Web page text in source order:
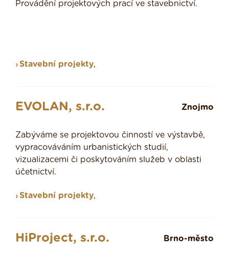
Provádění projektových prací ve stavebnictví.
Stavební projekty,
EVOLAN, s.r.o. Znojmo
Zabýváme se projektovou činností ve výstavbě,
vypracováváním urbanistických studií,
vizualizacemi či poskytováním služeb v oblasti
účetnictví.
Stavební projekty,
HiProject, s.r.o. Brno-město